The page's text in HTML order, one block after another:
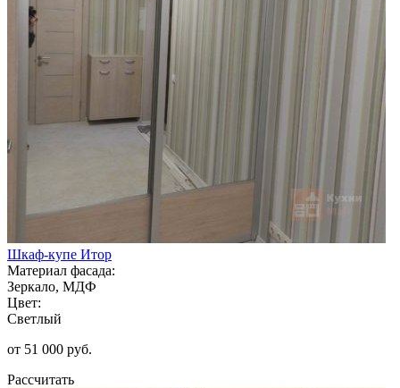
Шкаф-купе Итор
Материал фасада:
Зеркало, МДФ
Цвет:
Светлый
от 51 000 руб.
Рассчитать